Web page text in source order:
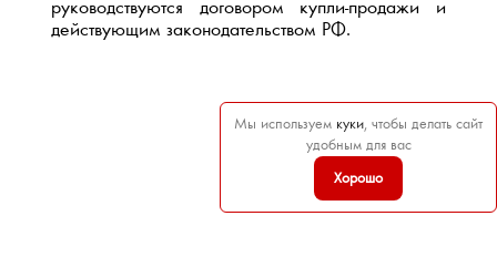
Мы используем куки, чтобы делать сайт
удобным для вас
Хорошо
руководствуются договором купли-продажи и
действующим законодательством РФ.